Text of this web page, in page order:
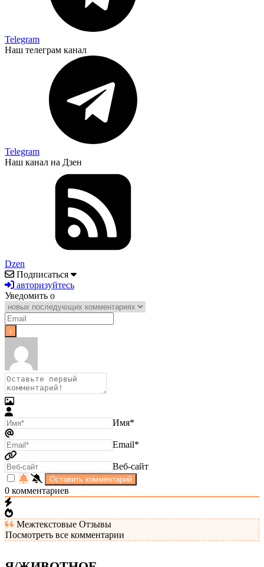
Telegram
Наш телеграм канал
Telegram
Наш канал на Дзен
Dzen
Подписаться
авторизуйтесь
Уведомить о
Имя*
Email*
Веб-сайт
0 комментариев
Межтекстовые Отзывы
Посмотреть все комментарии